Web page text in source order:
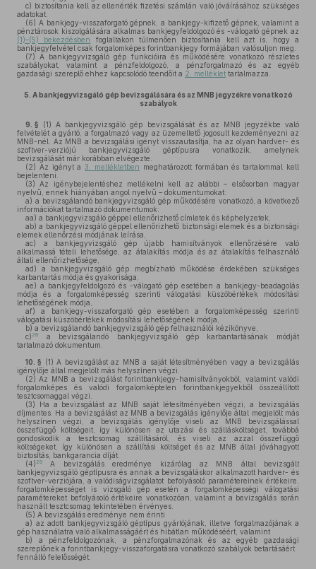
c) biztosítania kell az ellenérték fizetési számlán való jóváírásához szükséges
adatokat.
(6) A bankjegy-visszaforgató gépnek, a bankjegy-kifizető gépnek, valamint a
pénztárosok kiszolgálására alkalmas bankjegyfeldolgozó és -válogató gépnek az
(1)–(5) bekezdésben
foglaltakon túlmenően biztosítania kell azt is, hogy a
bankjegyfelvétel csak forgalomképes forintbankjegy formájában valósuljon meg.
(7) A bankjegyvizsgáló gép funkcióira és működésére vonatkozó részletes
szabályokat, valamint a pénzfeldolgozó, a pénzforgalmazó és az egyéb
gazdasági szereplő ehhez kapcsolódó teendőit a 2. melléklet tartalmazza.
5. A bankjegyvizsgáló gép bevizsgálására és az MNB jegyzékre vonatkozó
szabályok
9. § (1) A bankjegyvizsgáló gép bevizsgálását és az MNB jegyzékbe való
felvételét a gyártó, a forgalmazó vagy az üzemeltető jogosult kezdeményezni az
MNB-nél. Az MNB a bevizsgálási igényt visszautasítja, ha az olyan hardver- és
szoftver-verziójú bankjegyvizsgáló géptípusra vonatkozik, amelynek
bevizsgálását már korábban elvégezte.
(2) Az igényt a3. mellékletben meghatározott formában és tartalommal kell
bejelenteni.
(3) Az igénybejelentéshez mellékelni kell az alábbi – elsősorban magyar
nyelvű, ennek hiányában angol nyelvű – dokumentumokat:
a) a bevizsgálandó bankjegyvizsgáló gép működésére vonatkozó, a következő
információkat tartalmazó dokumentumok:
aa) a bankjegyvizsgáló géppel ellenőrizhető címletek és képhelyzetek,
ab) a bankjegyvizsgáló géppel ellenőrizhető biztonsági elemek és a biztonsági
elemek ellenőrzési módjának leírása,
ac) a bankjegyvizsgáló gép újabb hamisítványok ellenőrzésére való
alkalmassá tételi lehetősége, az átalakítás módja és az átalakítás felhasználó
általi ellenőrizhetősége,
ad) a bankjegyvizsgáló gép megbízható működése érdekében szükséges
karbantartás módja és gyakorisága,
ae) a bankjegyfeldolgozó és -válogató gép esetében a bankjegy-beadagolás
módja és a forgalomképesség szerinti válogatási küszöbértékek módosítási
lehetőségének módja,
af) a bankjegy-visszaforgató gép esetében a forgalomképesség szerinti
válogatási küszöbértékek módosítási lehetőségének módja,
b) a bevizsgálandó bankjegyvizsgáló gép felhasználói kézikönyve,
c) 28
a bevizsgálandó bankjegyvizsgáló gép karbantartásának módját
tartalmazó dokumentum.
10. § (1) A bevizsgálást az MNB a saját létesítményében vagy a bevizsgálás
igénylője által megjelölt más helyszínen végzi.
(2) Az MNB a bevizsgálást forintbankjegy-hamisítványokból, valamint valódi
forgalomképes és valódi forgalomképtelen forintbankjegyekből összeállított
tesztcsomaggal végzi.
(3) Ha a bevizsgálást az MNB saját létesítményében végzi, a bevizsgálás
díjmentes. Ha a bevizsgálást az MNB a bevizsgálás igénylője által megjelölt más
helyszínen végzi, a bevizsgálás igénylője viseli az MNB bevizsgálással
összefüggő költségeit, így különösen az utazási és szállásköltséget, továbbá
gondoskodik a tesztcsomag szállításáról, és viseli az azzal összefüggő
költségeket, így különösen a szállítási költséget és az MNB által jóváhagyott
biztosítás, bankgarancia díját.
(4) 29
A bevizsgálás eredménye kizárólag az MNB által bevizsgált
bankjegyvizsgáló géptípusra és annak a bevizsgáláskor alkalmazott hardver- és
szoftver-verziójára, a valódiságvizsgálatot befolyásoló paramétereinek értékeire,
forgalomképességet is vizsgáló gép esetén a forgalomképességi válogatási
paramétereket befolyásoló értékeire vonatkozóan, valamint a bevizsgálás során
használt tesztcsomag tekintetében érvényes.
(5) A bevizsgálás eredménye nem érinti
a) az adott bankjegyvizsgáló géptípus gyártójának, illetve forgalmazójának a
gép használatra való alkalmasságáért és hibátlan működéséért, valamint
b) a pénzfeldolgozónak, a pénzforgalmazónak és az egyéb gazdasági
szereplőnek a forintbankjegy-visszaforgatásra vonatkozó szabályok betartásáért
fennálló felelősségét.